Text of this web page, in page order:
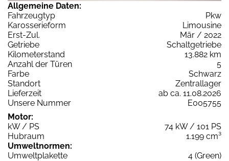
Allgemeine Daten:
Fahrzeugtyp
Pkw
Karosserieform
Limousine
Erst-Zul.
Mär / 2022
Getriebe
Schaltgetriebe
Kilometerstand
13.882 km
Anzahl der Türen
5
Farbe
Schwarz
Standort
Zentrallager
Lieferzeit
ab ca. 11.08.2026
Unsere Nummer
E005755
Motor:
kW / PS
74 kW / 101 PS
Hubraum
1.199 cm³
Umweltnormen:
Umweltplakette
4 (Green)